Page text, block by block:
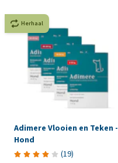
Herhaal
Adimere Vlooien en Teken -
Hond
(19)